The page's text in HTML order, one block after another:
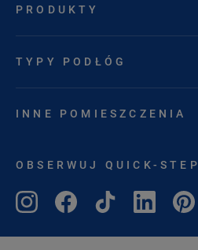
PRODUKTY
TYPY PODŁÓG
INNE POMIESZCZENIA
OBSERWUJ QUICK-STEP